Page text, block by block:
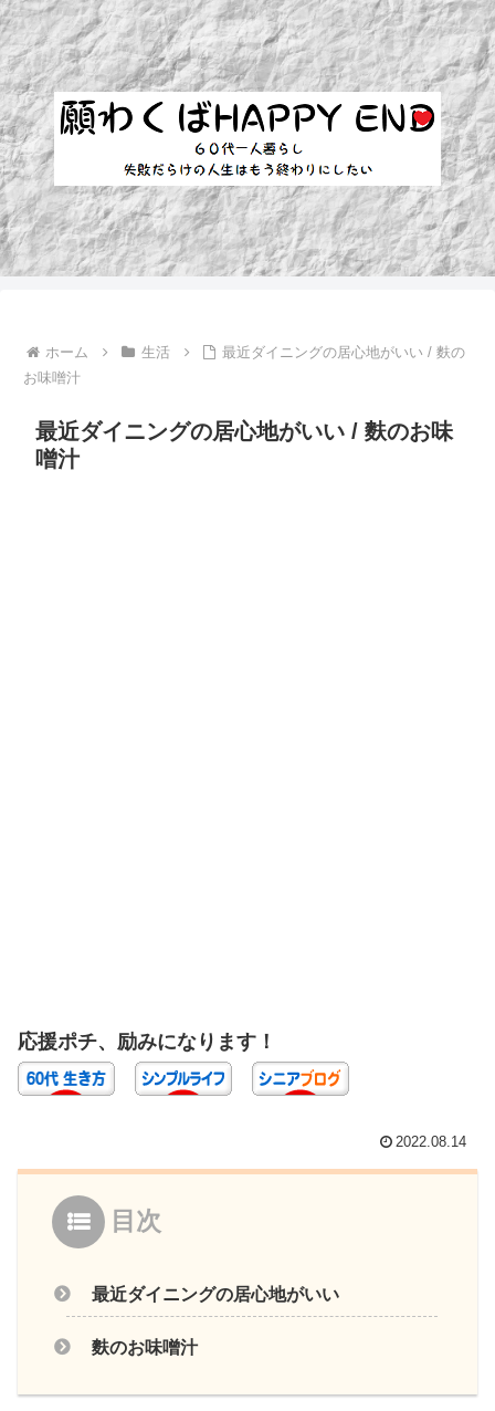
ホーム 生活
最近ダイニングの居心地がいい / 麩の
お味噌汁
最近ダイニングの居心地がいい / 麩のお味
噌汁
応援ポチ、励みになります！
2022.08.14
目次
最近ダイニングの居心地がいい
麩のお味噌汁